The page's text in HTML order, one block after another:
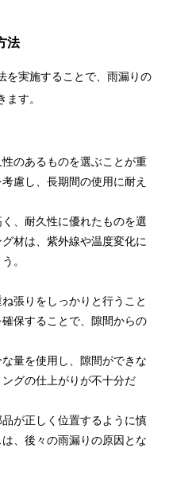
法
を実施することで、雨漏りの
す。
のあるものを選ぶことが重
慮し、長期間の使用に耐え
、耐久性に優れたものを選
材は、紫外線や温度変化に
。
張りをしっかりと行うこと
保することで、隙間からの
量を使用し、隙間ができな
グの仕上がりが不十分だ
が正しく位置するように慎
、後々の雨漏りの原因とな